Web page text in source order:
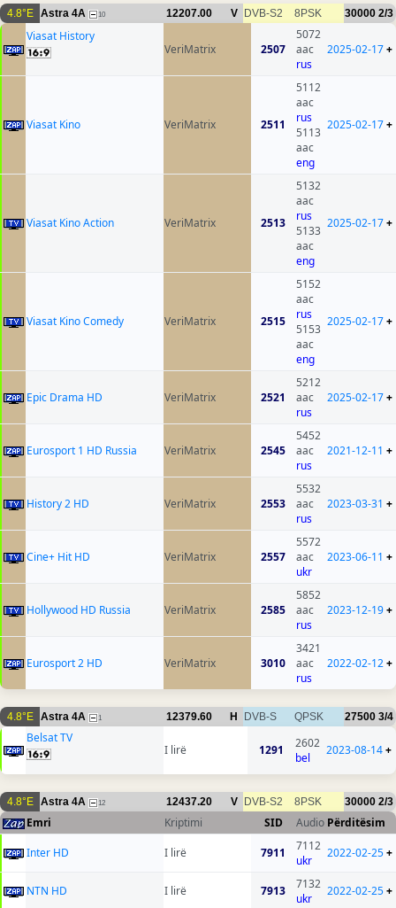
4.8°E Astra 4A 10 12207.00 V DVB-S2 8PSK 30000 2/3
Viasat History
VeriMatrix
2507
5072
aac
rus
2025-02-17+
Viasat Kino VeriMatrix 2511
5112
aac
rus
5113
aac
eng
2025-02-17+
Viasat Kino Action VeriMatrix 2513
5132
aac
rus
5133
aac
eng
2025-02-17+
Viasat Kino Comedy VeriMatrix 2515
5152
aac
rus
5153
aac
eng
2025-02-17+
Epic Drama HD VeriMatrix 2521
5212
aac
rus
2025-02-17+
Eurosport 1 HD Russia VeriMatrix 2545
5452
aac
rus
2021-12-11 +
History 2 HD VeriMatrix 2553
5532
aac
rus
2023-03-31 +
Cine+ Hit HD VeriMatrix 2557
5572
aac
ukr
2023-06-11 +
Hollywood HD Russia VeriMatrix 2585
5852
aac
rus
2023-12-19+
Eurosport 2 HD VeriMatrix 3010
3421
aac
rus
2022-02-12+
4.8°E Astra 4A 1 12379.60 H DVB-S QPSK 27500 3/4
Belsat TV
I lirë
1291
2602
bel
2023-08-14+
4.8°E Astra 4A 12 12437.20 V DVB-S2 8PSK 30000 2/3
Emri Kriptimi SID Audio Përditësim
Inter HD
I lirë 7911
7112
ukr
2022-02-25+
NTN HD I lirë 7913
7132
ukr
2022-02-25+